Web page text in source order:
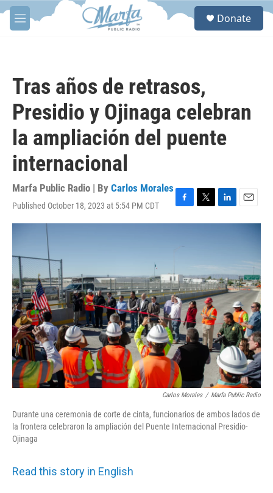
Skip to main content
M
e
S
Donate
Tras años de retrasos,
Presidio y Ojinaga celebran
la ampliación del puente
internacional
Marfa Public Radio | By Carlos Morales
Published October 18, 2023 at 5:54 PM CDT
F
a
o
k
T
w
e
r
L
i
d
I
n
E
m
Carlos Morales / Marfa Public Radio
Durante una ceremonia de corte de cinta, funcionarios de ambos lados de
la frontera celebraron la ampliación del Puente Internacional Presidio-
Ojinaga
Read this story in English